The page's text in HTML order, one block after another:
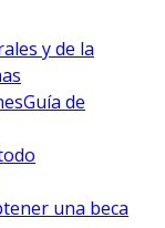
y de la
Guía de
una beca